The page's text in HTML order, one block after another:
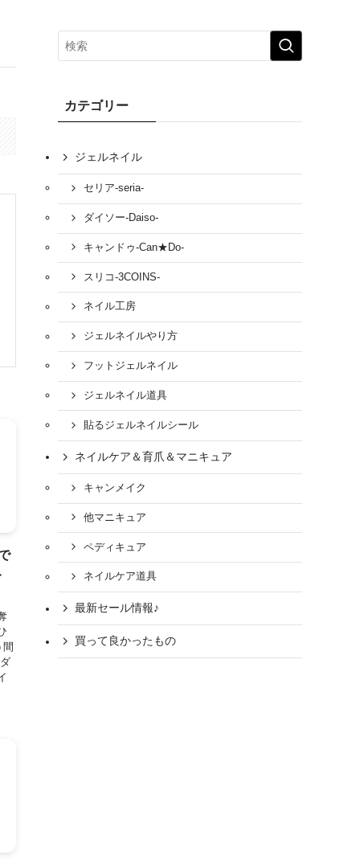
カテゴリー
ジェルネイル
セリア-seria-
ダイソー-Daiso-
キャンドゥ-Can★Do-
スリコ-3COINS-
ネイル工房
ジェルネイルやり方
フットジェルネイル
ジェルネイル道具
貼るジェルネイルシール
ネイルケア＆育爪＆マニキュア
キャンメイク
他マニキュア
ペディキュア
ネイルケア道具
最新セール情報♪
買って良かったもの